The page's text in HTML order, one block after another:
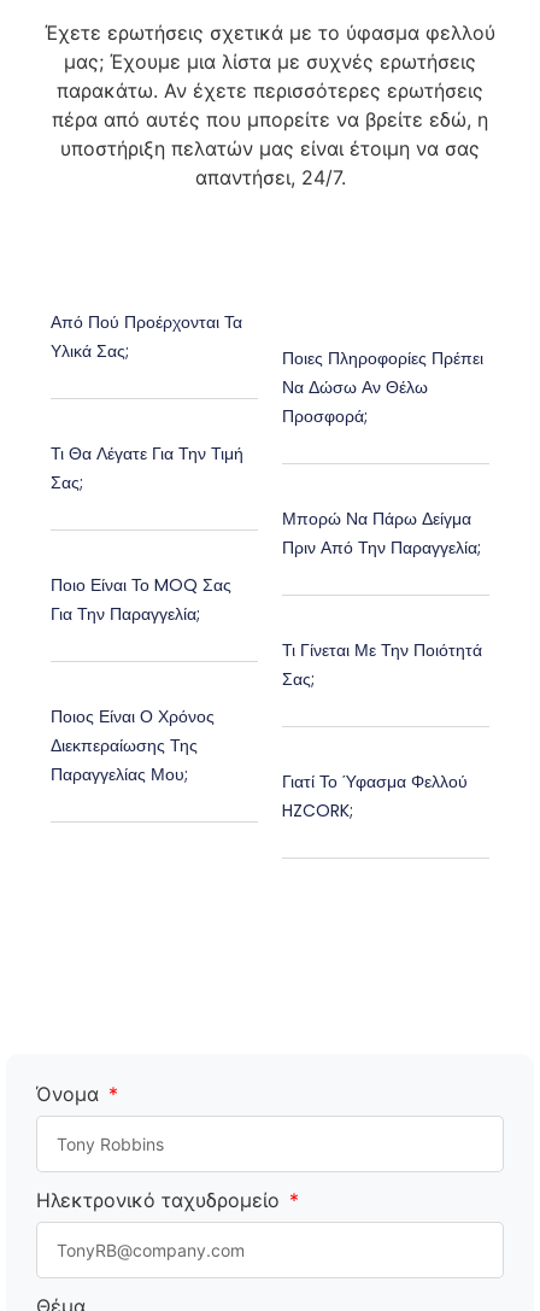
Έχετε ερωτήσεις σχετικά με το ύφασμα φελλού
μας; Έχουμε μια λίστα με συχνές ερωτήσεις
παρακάτω. Αν έχετε περισσότερες ερωτήσεις
πέρα από αυτές που μπορείτε να βρείτε εδώ, η
υποστήριξη πελατών μας είναι έτοιμη να σας
απαντήσει, 24/7.
Από Πού Προέρχονται Τα
Υλικά Σας;
Τι Θα Λέγατε Για Την Τιμή
Σας;
Ποιο Είναι Το MOQ Σας
Για Την Παραγγελία;
Ποιος Είναι Ο Χρόνος
Διεκπεραίωσης Της
Παραγγελίας Μου;
Ποιες Πληροφορίες Πρέπει
Να Δώσω Αν Θέλω
Προσφορά;
Μπορώ Να Πάρω Δείγμα
Πριν Από Την Παραγγελία;
Τι Γίνεται Με Την Ποιότητά
Σας;
Γιατί Το Ύφασμα Φελλού
HZCORK;
Όνομα
Ηλεκτρονικό ταχυδρομείο